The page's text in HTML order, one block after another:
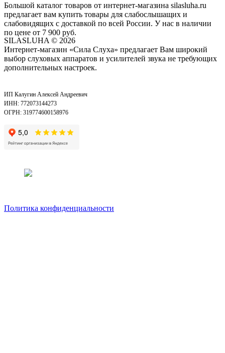
Большой каталог товаров от интернет-магазина silasluha.ru
предлагает вам купить товары для слабослышащих и
слабовидящих с доставкой по всей России. У нас в наличии
по цене от 7 900 руб.
SILASLUHA © 2026
Интернет-магазин «Сила Слуха» предлагает Вам широкий
выбор слуховых аппаратов и усилителей звука не требующих
дополнительных настроек.
ИП Калугин Алексей Андреевич
ИНН: 772073144273
ОГРН: 319774600158976
Политика конфиденциальности